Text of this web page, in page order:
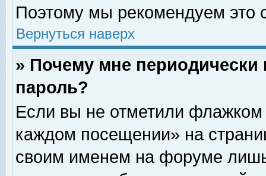
Поэтому мы рекомендуем это
Вернуться наверх
» Почему мне
пароль?
Если вы не отметили флажком
каждом посещении» на
своим именем на форуме